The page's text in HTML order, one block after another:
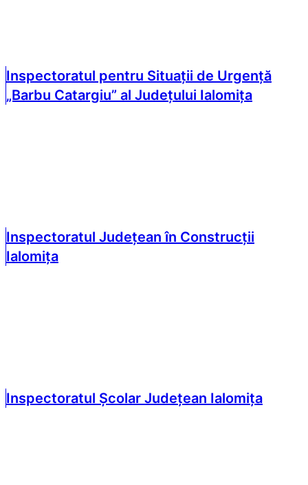
Inspectoratul pentru Situații de Urgență
„Barbu Catargiu” al Județului Ialomița
Inspectoratul Județean în Construcții
Ialomița
Inspectoratul Școlar Județean Ialomița